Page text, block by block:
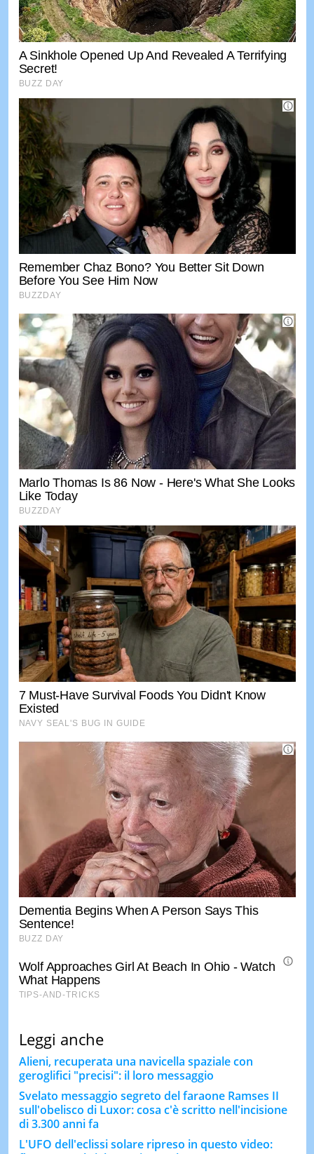
Leggi anche
Alieni, recuperata una navicella spaziale con
geroglifici "precisi": il loro messaggio
Svelato messaggio segreto del faraone Ramses II
sull'obelisco di Luxor: cosa c'è scritto nell'incisione
di 3.300 anni fa
L'UFO dell'eclissi solare ripreso in questo video: